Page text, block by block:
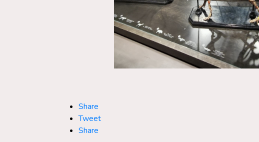
Share
Tweet
Share